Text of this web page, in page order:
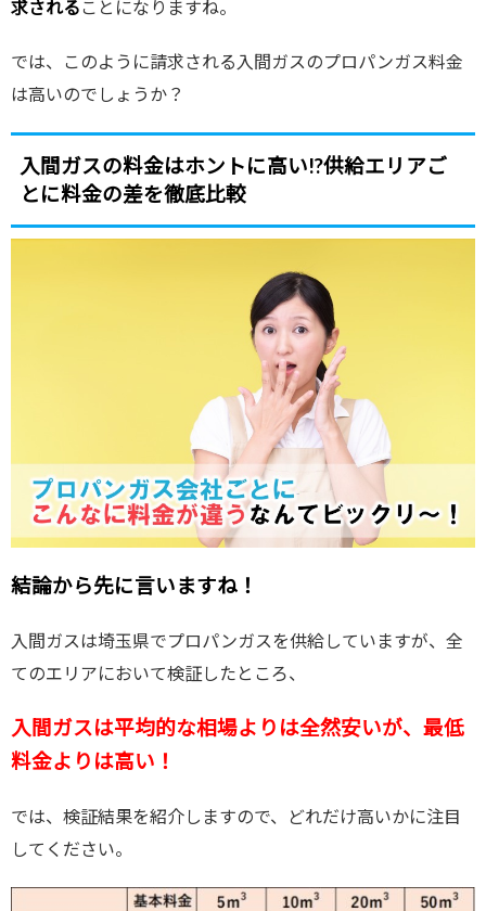
求される ことになりますね。
では、このように請求される入間ガスのプロパンガス料金
は高いのでしょうか？
入間ガスの料金はホントに高い!?供給エリアご
とに料金の差を徹底比較
結論から先に言いますね！
入間ガスは埼玉県でプロパンガスを供給していますが、全
てのエリアにおいて検証したところ、
入間ガスは平均的な相場よりは全然安いが、最低
料金よりは高い！
では、検証結果を紹介しますので、どれだけ高いかに注目
してください。